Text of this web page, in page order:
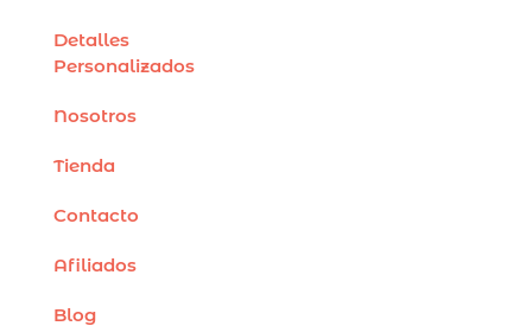
Detalles
Personalizados
Nosotros
Tienda
Contacto
Afiliados
Blog